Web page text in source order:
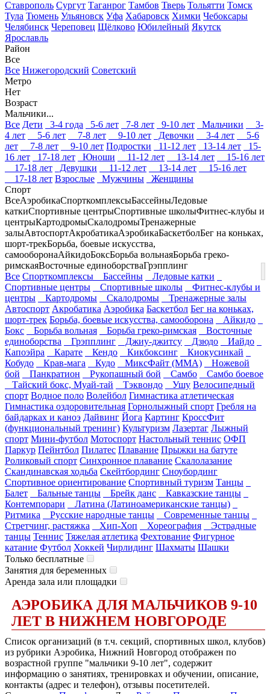
Ставрополь Сургут Таганрог Тамбов Тверь Тольятти Томск
Тула Тюмень Ульяновск Уфа Хабаровск Химки Чебоксары
Челябинск Череповец Щёлково Юбилейный Якутск
Ярославль
Район
Все
Все Нижегородский Советский
Метро
Нет
Возраст
Мальчики...
Все Дети 3-4 года 5-6 лет 7-8 лет 9-10 лет Мальчики
3-
4 лет
5-6 лет 7-8 лет 9-10 лет Девочки 3-4 лет
5-6
лет
7-8 лет 9-10 лет Подростки 11-12 лет 13-14 лет
15-
16 лет
17-18 лет Юноши 11-12 лет 13-14 лет
15-16 лет
17-18 лет
Девушки 11-12 лет 13-14 лет
15-16 лет
17-18 лет Взрослые Мужчины
Женщины
Спорт
ВсеАэробикаСпорткомплексыБассейныЛедовые
каткиСпортивные центрыСпортивные школыФитнес-клубы и
центрыКартодромыСкалодромыТренажерные
залыАвтоспортАкробатикаАэробикаБаскетболБег на коньках,
шорт-трекБорьба, боевые искусства,
самооборонаАйкидоБоксБорьба вольнаяБорьба греко-
римскаяВосточные единоборстваГрэпплинг
Все Спорткомплексы Бассейны
Ледовые катки
Спортивные центры
Спортивные школы
Фитнес-клубы и
центры
Картодромы Скалодромы
Тренажерные залы
Автоспорт Акробатика Аэробика Баскетбол Бег на коньках,
шорт-трек Борьба, боевые искусства, самооборона
Айкидо
Бокс
Борьба вольная Борьба греко-римская
Восточные
единоборства
Грэпплинг Джиу-джитсу Дзюдо
Иайдо
Капоэйра
Карате Кендо Кикбоксинг
Киокусинкай
Кобудо
Крав-мага Кудо МиксФайт (ММА)
Ножевой
бой
Панкратион Рукопашный бой Самбо
Самбо боевое
Тайский бокс, Муай-тай
Тэквондо Ушу Велосипедный
спорт Водное поло Волейбол Гимнастика атлетическая
Гимнастика оздоровительная Горнолыжный спорт Гребля на
байдарках и каноэ Дайвинг Йога Картинг КроссФит
(функциональный тренинг) Культуризм Лазертаг Лыжный
спорт Мини-футбол Мотоспорт Настольный теннис ОФП
Паркур Пейнтбол Пилатес Плавание Прыжки на батуте
Роликовый спорт Синхронное плавание Скалолазание
Скандинавская ходьба Скейтбординг Сноубординг
Спортивное ориентирование Спортивный туризм Танцы
Балет
Бальные танцы Брейк данс
Кавказские танцы
Контемпорари
Латина (Латиноамериканские танцы)
Ритмика
Русские народные танцы
Современные танцы
Стретчинг, растяжка
Хип-Хоп Хореография
Эстрадные
танцы Теннис Тяжелая атлетика Фехтование Фигурное
катание Футбол Хоккей Чирлидинг Шахматы Шашки
Только бесплатные
Занятия для беременных
Аренда зала или площадки
АЭРОБИКА ДЛЯ МАЛЬЧИКОВ 9-10
ЛЕТ В НИЖНЕМ НОВГОРОДЕ
Список организаций (в т.ч. секций, спортивных школ, клубов)
из рубрики Аэробика, Нижний Новгород отображен по
возрастной группе "мальчики 9-10 лет", содержит
информацию о занятиях, тренировках и обучении, описание,
контакты (адрес и телефон), отзывы посетителей.